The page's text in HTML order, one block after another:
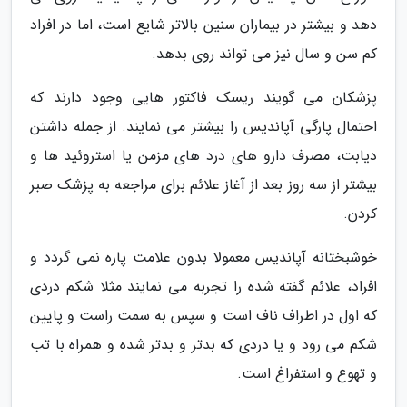
دهد و بیشتر در بیماران سنین بالاتر شایع است، اما در افراد
کم سن و سال نیز می تواند روی بدهد.
پزشکان می گویند ریسک فاکتور هایی وجود دارند که
احتمال پارگی آپاندیس را بیشتر می نمایند. از جمله داشتن
دیابت، مصرف دارو های درد های مزمن یا استروئید ها و
بیشتر از سه روز بعد از آغاز علائم برای مراجعه به پزشک صبر
کردن.
خوشبختانه آپاندیس معمولا بدون علامت پاره نمی گردد و
افراد، علائم گفته شده را تجربه می نمایند مثلا شکم دردی
که اول در اطراف ناف است و سپس به سمت راست و پایین
شکم می رود و یا دردی که بدتر و بدتر شده و همراه با تب
و تهوع و استفراغ است.